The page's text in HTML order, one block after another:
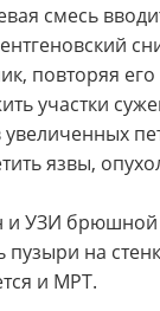
смесь
повторяя
участки
увеличенных
язвы,
и УЗИ брюшной
пузыри на
и МРТ.